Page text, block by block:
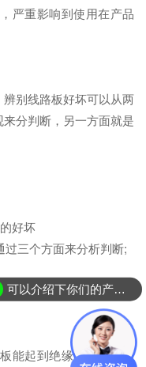
严重影响到使用在产品
别线路板好坏可以从两
分判断，另一方面就是
好坏
三个方面来分析判断;
大小，客户可以测量
起到绝缘的作用，如
可以介绍下你们的产品么？